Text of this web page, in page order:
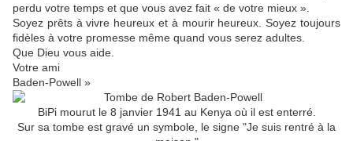
perdu votre temps et que vous avez fait « de votre mieux ».
Soyez prêts à vivre heureux et à mourir heureux. Soyez toujours
fidèles à votre promesse même quand vous serez adultes.
Que Dieu vous aide.
Votre ami
Baden-Powell »
BiPi mourut le 8 janvier 1941 au Kenya où il est enterré.
Sur sa tombe est gravé un symbole, le signe "Je suis rentré à la